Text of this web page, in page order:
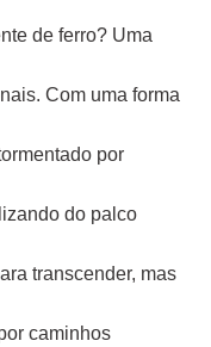
de ferro? Uma
Com uma forma
por
do palco
transcender, mas
caminhos